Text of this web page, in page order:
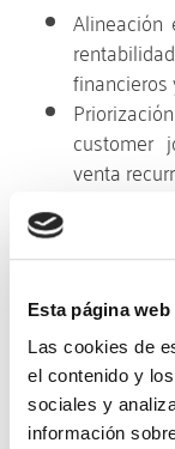
Esta página
Las cookies de
el contenido y
sociales y
información
Alineación
financieros
customer
venta
Para
activando
pasivos y
Customer
Diseño de
win‑back